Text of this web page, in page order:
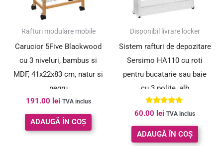
Rafturi modulare mobile
Carucior 5Five Blackwood
cu 3 niveluri, bambus si
MDF, 41x22x83 cm, natur si
negru
191.00 lei TVA inclus
ADAUGĂ ÎN COȘ
Disponibil livrare locker
Sistem rafturi de depozitare
Sersimo HA110 cu roti
pentru bucatarie sau baie
cu 3 polite, alb
Evaluat la
5.00
din 5
60.00 lei TVA inclus
ADAUGĂ ÎN COȘ